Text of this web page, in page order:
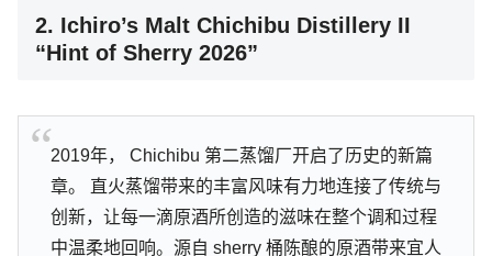
2. Ichiro’s Malt Chichibu Distillery II
“Hint of Sherry 2026”
2019年， Chichibu 第二蒸馏厂开启了历史的新篇
章。 直火蒸馏带来的丰富风味有力地连接了传统与
创新，让每一滴原酒所创造的滋味在整个调和过程
中温柔地回响。源自 sherry 桶陈酿的原酒带来宜人